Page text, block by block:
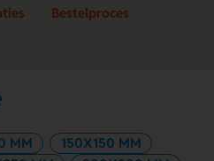
Bestelproces
MM
150X150 MM